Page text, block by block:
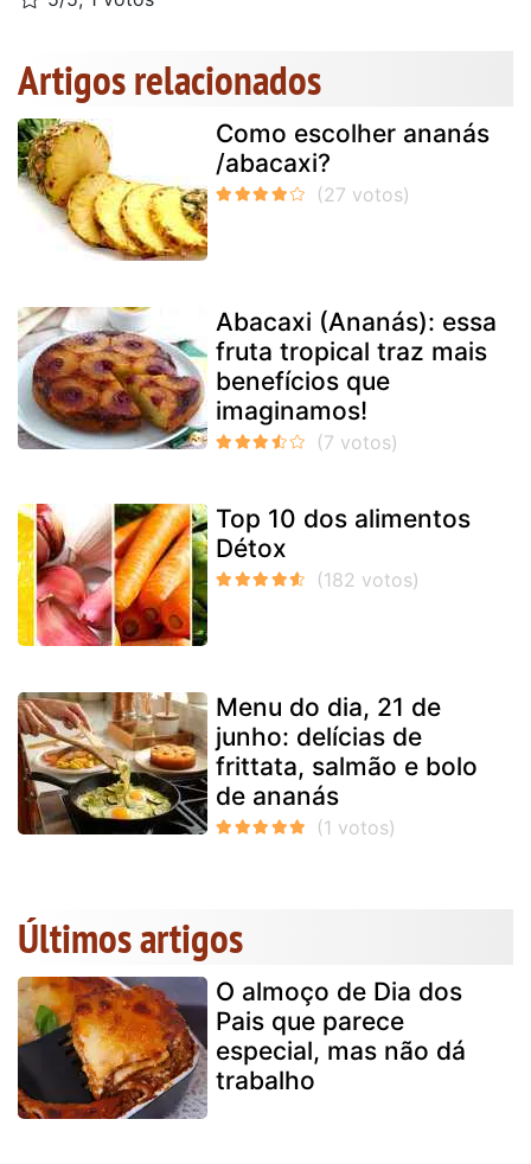
Artigos relacionados
Como escolher ananás
/abacaxi?
Abacaxi (Ananás): essa
fruta tropical traz mais
benefícios que
imaginamos!
Top 10 dos alimentos
Détox
Menu do dia, 21 de
junho: delícias de
frittata, salmão e bolo
de ananás
Últimos artigos
O almoço de Dia dos
Pais que parece
especial, mas não dá
trabalho